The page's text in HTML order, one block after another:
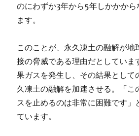
のにわずか3年から5年しかかか
ます。
このことが、永久凍土の融解が地
接の脅威である理由だとしていま
果ガスを発生し、その結果として
久凍土の融解を加速させる。「こ
スを止めるのは非常に困難です」
ています。